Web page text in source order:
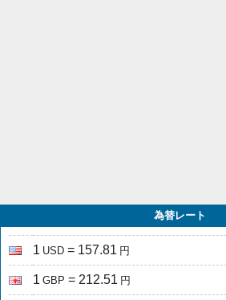
為替レート
1 USD = 157.81 円
1 GBP = 212.51 円